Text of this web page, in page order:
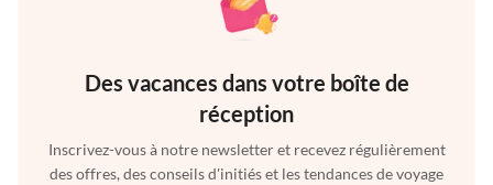
Des vacances dans votre boîte de
réception
Inscrivez-vous à notre newsletter et recevez régulièrement
des offres, des conseils d'initiés et les tendances de voyage